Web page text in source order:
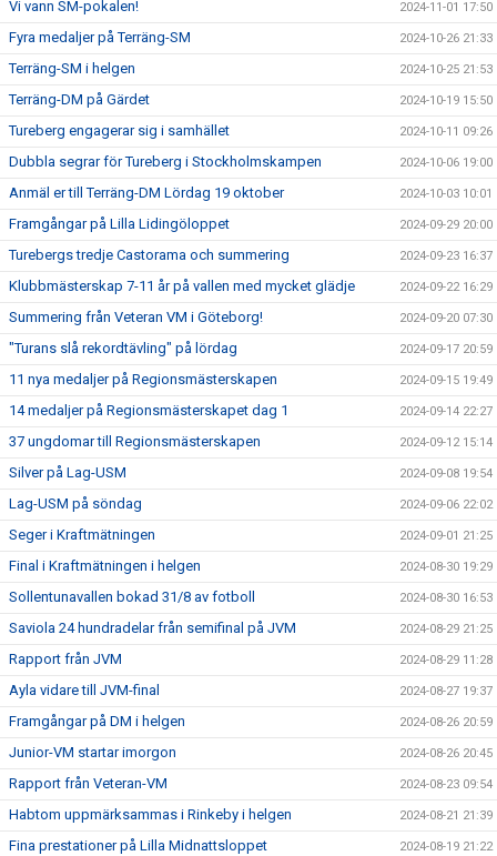
Vi vann SM-pokalen! 2024-11-01 17:50
Fyra medaljer på Terräng-SM 2024-10-26 21:33
Terräng-SM i helgen 2024-10-25 21:53
Terräng-DM på Gärdet 2024-10-19 15:50
Tureberg engagerar sig i samhället 2024-10-11 09:26
Dubbla segrar för Tureberg i Stockholmskampen 2024-10-06 19:00
Anmäl er till Terräng-DM Lördag 19 oktober 2024-10-03 10:01
Framgångar på Lilla Lidingöloppet 2024-09-29 20:00
Turebergs tredje Castorama och summering 2024-09-23 16:37
Klubbmästerskap 7-11 år på vallen med mycket glädje 2024-09-22 16:29
Summering från Veteran VM i Göteborg! 2024-09-20 07:30
"Turans slå rekordtävling" på lördag 2024-09-17 20:59
11 nya medaljer på Regionsmästerskapen 2024-09-15 19:49
14 medaljer på Regionsmästerskapet dag 1 2024-09-14 22:27
37 ungdomar till Regionsmästerskapen 2024-09-12 15:14
Silver på Lag-USM 2024-09-08 19:54
Lag-USM på söndag 2024-09-06 22:02
Seger i Kraftmätningen 2024-09-01 21:25
Final i Kraftmätningen i helgen 2024-08-30 19:29
Sollentunavallen bokad 31/8 av fotboll 2024-08-30 16:53
Saviola 24 hundradelar från semifinal på JVM 2024-08-29 21:25
Rapport från JVM 2024-08-29 11:28
Ayla vidare till JVM-final 2024-08-27 19:37
Framgångar på DM i helgen 2024-08-26 20:59
Junior-VM startar imorgon 2024-08-26 20:45
Rapport från Veteran-VM 2024-08-23 09:54
Habtom uppmärksammas i Rinkeby i helgen 2024-08-21 21:39
Fina prestationer på Lilla Midnattsloppet 2024-08-19 21:22